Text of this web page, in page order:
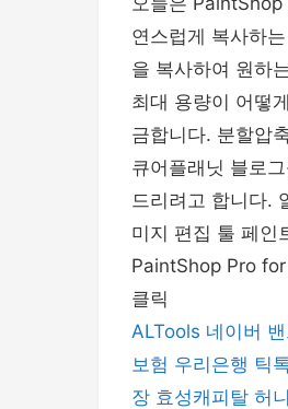
연스럽게 복사하
을 복사하여 원하
최대 용량이 어떻
금합니다. 분할압
큐어플래닛 블로
드리려고 합니다.
미지 편집 툴 페인
PaintShop Pro
클릭
ALTools 네이버
보험 우리은행 틱
장 효성캐피탈 허